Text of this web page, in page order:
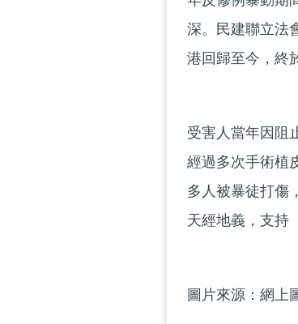
深。民建聯立法
港回歸至今，終
受害人當年因阻
經過多次手術植
多人被暴徒打傷
天經地義，支持
圖片來源：網上